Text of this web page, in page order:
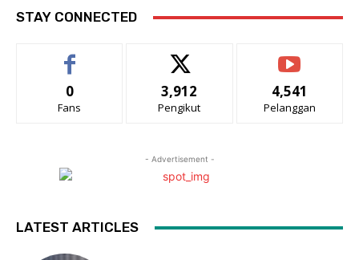
STAY CONNECTED
0
Fans
3,912
Pengikut
4,541
Pelanggan
- Advertisement -
LATEST ARTICLES